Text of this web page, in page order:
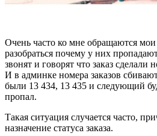
Очень часто ко мне обращаются
разобраться почему у них
звонят и говорят что заказ сделали
И в админке номера заказов
были 13 434, 13 435 и следующий
пропал.
Такая ситуация случается часто,
назначение статуса заказа.